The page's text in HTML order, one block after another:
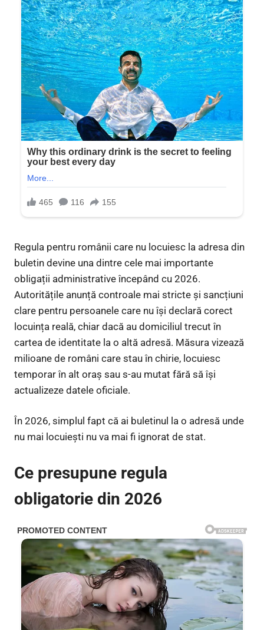
Regula pentru românii care nu locuiesc la adresa din
buletin devine una dintre cele mai importante
obligații administrative începând cu 2026.
Autoritățile anunță controale mai stricte și sancțiuni
clare pentru persoanele care nu își declară corect
locuința reală, chiar dacă au domiciliul trecut în
cartea de identitate la o altă adresă. Măsura vizează
milioane de români care stau în chirie, locuiesc
temporar în alt oraș sau s-au mutat fără să își
actualizeze datele oficiale.
În 2026, simplul fapt că ai buletinul la o adresă unde
nu mai locuiești nu va mai fi ignorat de stat.
Ce presupune regula
obligatorie din 2026